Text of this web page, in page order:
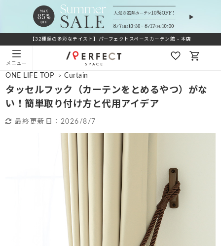
【32種類の多彩なテイスト】パーフェクトスペースカーテン館 - 本店
メニュー
ONE LIFE TOP > Curtain
タッセルフック（カーテンをとめるやつ）がな
い！簡単取り付け方と代用アイデア
最終更新日： 2026/8/7